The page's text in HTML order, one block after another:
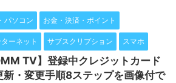
パソコン お金・決済・ポイント
ーネット サブスクリプション スマホ
TV】登録中クレジットカード
新・変更手順8ステップを画像付で